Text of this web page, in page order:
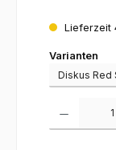
Lieferzeit
Varianten
Varianten